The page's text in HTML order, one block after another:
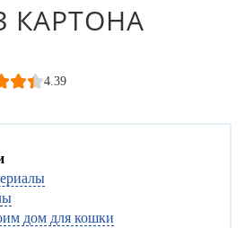
КАРТОНА
4.39
дом для кошки